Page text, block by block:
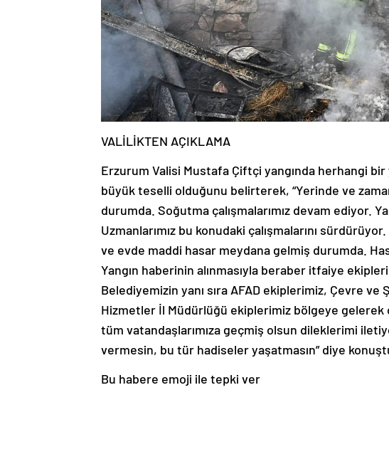
VALİLİKTEN AÇIKLAMA
Erzurum Valisi Mustafa Çiftçi yangında herhangi bir
büyük teselli olduğunu belirterek, “Yerinde ve
durumda. Soğutma çalışmalarımız devam ediyor.
Uzmanlarımız bu konudaki çalışmalarını
ve evde maddi hasar meydana gelmiş durumda.
Yangın haberinin alınmasıyla beraber itfaiye
Belediyemizin yanı sıra AFAD ekiplerimiz, Çevre
Hizmetler İl Müdürlüğü ekiplerimiz bölgeye gelerek
tüm vatandaşlarımıza geçmiş olsun dileklerimi
vermesin, bu tür hadiseler yaşatmasın” diye
Bu habere emoji ile tepki ver